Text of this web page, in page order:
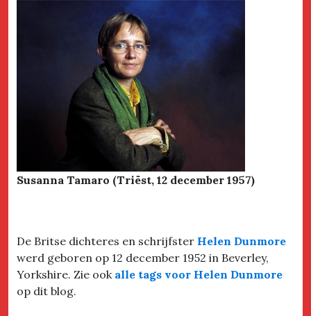
Susanna Tamaro (Triëst, 12 december 1957)
De Britse dichteres en schrijfster Helen Dunmore
werd geboren op 12 december 1952 in Beverley,
Yorkshire. Zie ook alle tags voor Helen Dunmore
op dit blog.